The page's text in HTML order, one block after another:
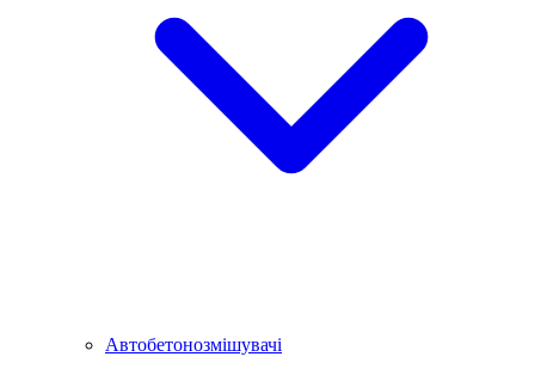
Автобетонозмішувачі